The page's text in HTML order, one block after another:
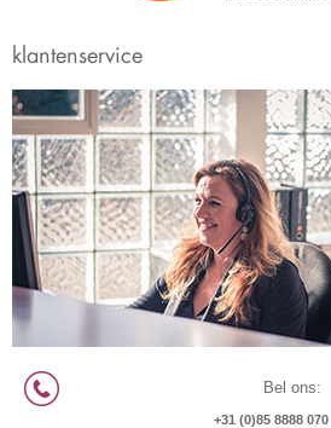
klantenservice
Bel ons:
+31 (0)85 8888 070